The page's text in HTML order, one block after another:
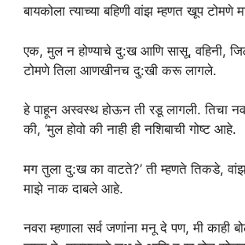
बायकोला त्याच्या बहिणी वांझ म्हणत खूप टोमणे
एक, मुल न होण्याचे दु:ख आणि सासू, वहिनी,
टोमणे तिला आणखीनच दु:खी करू लागले.
हे पाहून अस्वस्थ होऊन ती रडू लागली. तिचा
की, ‘मुल होवो की नाही ही नशिबाची गोष्ट आहे.
मग तुला दु:ख का वाटते?’ ती म्हणते तिकडे,
माझे नाक दाबले आहे.
नवरा म्हणाला सर्व जणांना मनू दे पण, मी काही